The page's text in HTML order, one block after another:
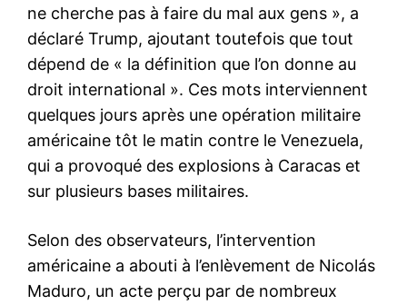
ne cherche pas à faire du mal aux gens », a
déclaré Trump, ajoutant toutefois que tout
dépend de « la définition que l’on donne au
droit international ». Ces mots interviennent
quelques jours après une opération militaire
américaine tôt le matin contre le Venezuela,
qui a provoqué des explosions à Caracas et
sur plusieurs bases militaires.
Selon des observateurs, l’intervention
américaine a abouti à l’enlèvement de Nicolás
Maduro, un acte perçu par de nombreux